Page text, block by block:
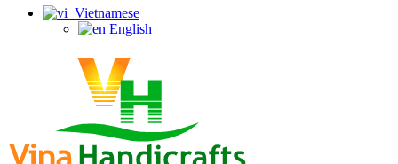
Vietnamese
English